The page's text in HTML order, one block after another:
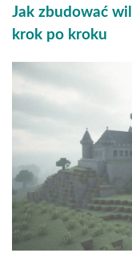
Jak zbudować
krok po kroku